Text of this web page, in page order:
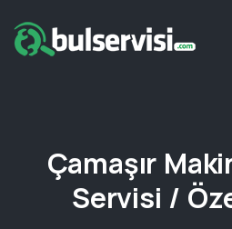
Çamaşır
Servisi /